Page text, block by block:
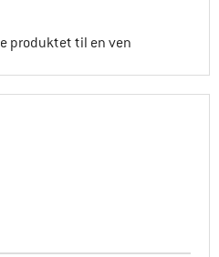
produktet til en ven